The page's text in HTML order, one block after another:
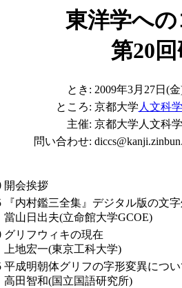
東洋学へ
第20
とき: 2009年3月27日(
ところ: 京都大学人文科
主催: 京都大学人文科
問い合わせ:
開会挨拶
『内村鑑三全集』デジタル版の
當山日出夫(立命館大学GCOE)
グリフウィキの現在
上地宏一(東京工科大学)
平成明朝体グリフの字形変異につ
高田智和(国立国語研究所)